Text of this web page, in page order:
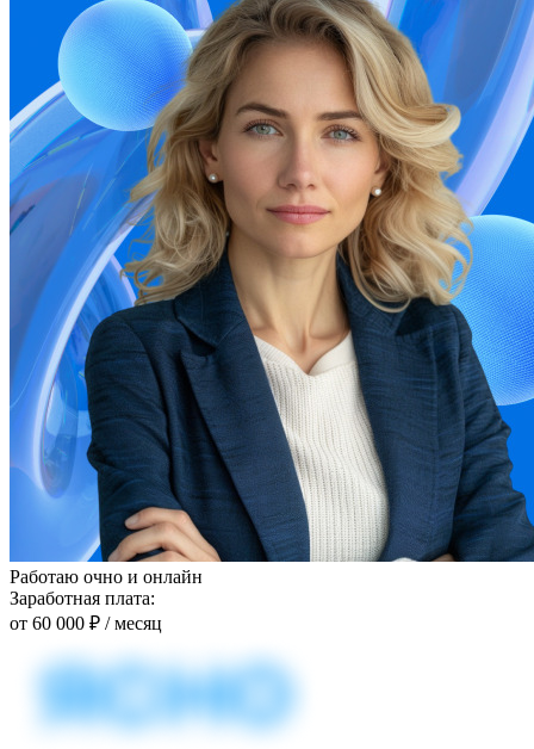
Работаю очно и онлайн
Заработная плата:
от 60 000 ₽ / месяц